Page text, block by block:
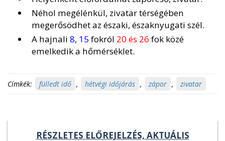
Néhol megélénkül, zivatar térségében
megerősödhet az északi, északnyugati szél.
A hajnali 8, 15 fokról 20 és 26 fok közé
emelkedik a hőmérséklet.
Címkék: fülledt idő , hétvégi időjárás , zápor , zivatar
RÉSZLETES ELŐREJELZÉS, AKTUÁLIS